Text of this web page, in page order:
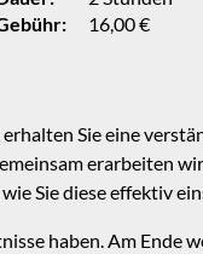
16,00 €
Sie eine
erarbeiten
Sie diese effektiv
haben. Am Ende